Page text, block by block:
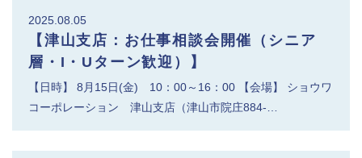
2025.08.05
【津山支店：お仕事相談会開催（シニア
層・I・Uターン歓迎）】
【日時】 8月15日(金) 10：00～16：00 【会場】 ショウワ
コーポレーション 津山支店（津山市院庄884-…